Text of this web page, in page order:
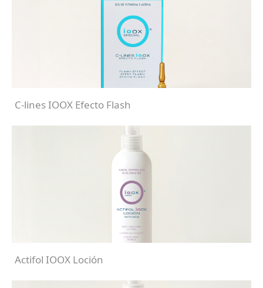
C-lines IOOX Efecto Flash
Actifol IOOX Loción